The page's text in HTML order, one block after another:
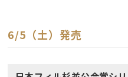
6/5（土）発売